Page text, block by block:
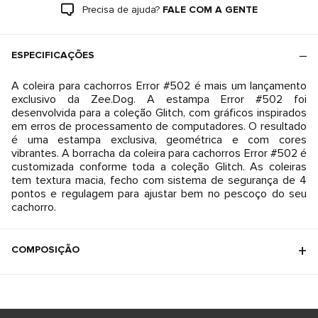
Precisa de ajuda? FALE COM A GENTE
ESPECIFICAÇÕES
A coleira para cachorros Error #502 é mais um lançamento
exclusivo da Zee.Dog. A estampa Error #502 foi
desenvolvida para a coleção Glitch, com gráficos inspirados
em erros de processamento de computadores. O resultado
é uma estampa exclusiva, geométrica e com cores
vibrantes. A borracha da coleira para cachorros Error #502 é
customizada conforme toda a coleção Glitch. As coleiras
tem textura macia, fecho com sistema de segurança de 4
pontos e regulagem para ajustar bem no pescoço do seu
cachorro.
COMPOSIÇÃO